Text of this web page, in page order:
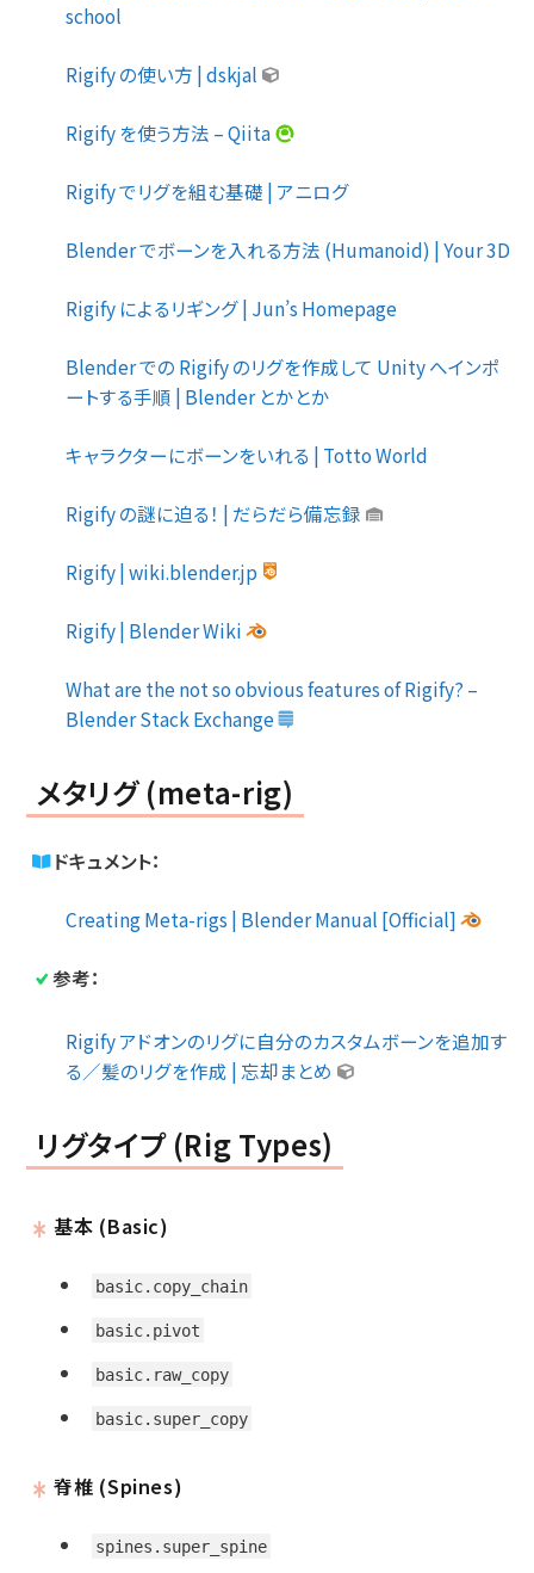
school
Rigify の使い方 | dskjal
Rigify を使う方法 – Qiita
Rigify でリグを組む基礎 | アニログ
Blender でボーンを入れる方法 (Humanoid) | Your 3D
Rigify によるリギング | Jun’s Homepage
Blender での Rigify のリグを作成して Unity へインポ
ートする手順 | Blender とかとか
キャラクターにボーンをいれる | Totto World
Rigify の謎に迫る！ | だらだら備忘録
Rigify | wiki.blender.jp
Rigify | Blender Wiki
What are the not so obvious features of Rigify? –
Blender Stack Exchange
メタリグ (meta-rig)
ドキュメント：
Creating Meta-rigs | Blender Manual [Official]
参考：
Rigify アドオンのリグに自分のカスタムボーンを追加す
る／髪のリグを作成 | 忘却まとめ
リグタイプ (Rig Types)
基本 (Basic)
basic.copy_chain
basic.pivot
basic.raw_copy
basic.super_copy
脊椎 (Spines)
spines.super_spine